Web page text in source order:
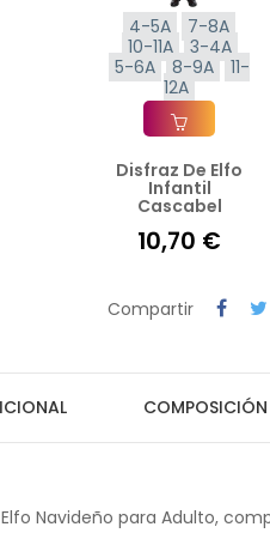
4-5A
7-8A
10-11A
3-4A
5-6A
8-9A
11-
12A
Añadir A La Cesta
Disfraz De Elfo
Infantil
Cascabel
10,70 €
Compartir
COMPOSICIÓN
Navideño para Adulto,